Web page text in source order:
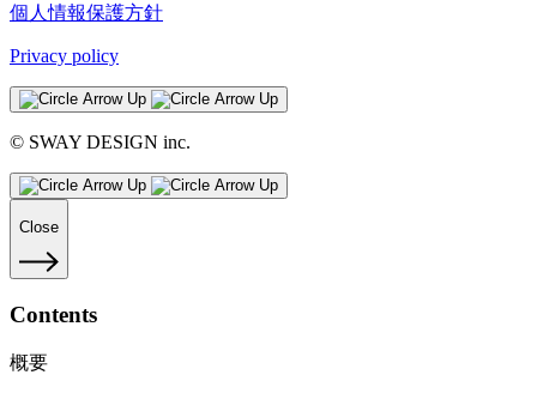
個人情報保護方針
Privacy policy
© SWAY DESIGN inc.
Close
Contents
概要